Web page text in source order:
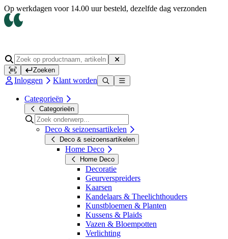
Op werkdagen voor 14.00 uur besteld, dezelfde dag verzonden
Zoeken
Inloggen Klant worden
Categorieën
Categorieën
Deco & seizoensartikelen
Deco & seizoensartikelen
Home Deco
Home Deco
Decoratie
Geurverspreiders
Kaarsen
Kandelaars & Theelichthouders
Kunstbloemen & Planten
Kussens & Plaids
Vazen & Bloempotten
Verlichting